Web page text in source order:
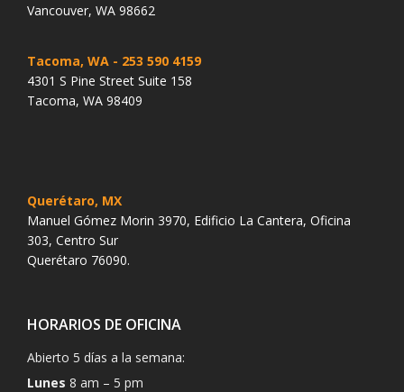
Vancouver, WA 98662
Tacoma, WA - 253 590 4159
4301 S Pine Street Suite 158
Tacoma, WA 98409
Querétaro, MX
Manuel Gómez Morin 3970, Edificio La Cantera, Oficina
303, Centro Sur
Querétaro 76090.
HORARIOS DE OFICINA
Abierto 5 días a la semana:
Lunes 8 am – 5 pm